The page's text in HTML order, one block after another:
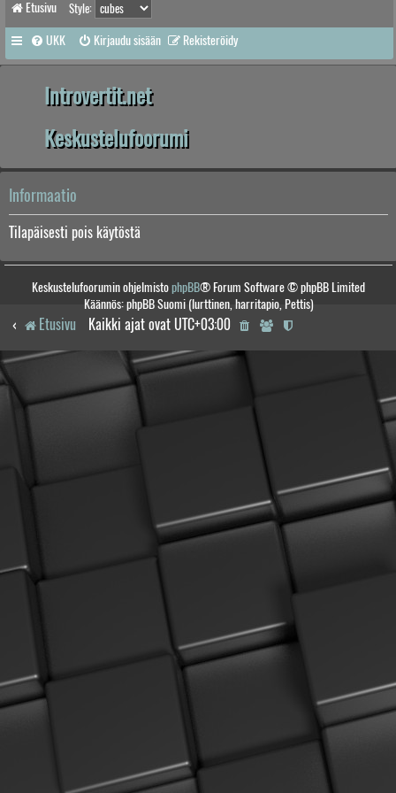
Etusivu Style:
UKK Kirjaudu sisään Rekisteröidy
Introvertit.net
Keskustelufoorumi
Informaatio
Tilapäisesti pois käytöstä
Keskustelufoorumin ohjelmistophpBB® Forum Software © phpBB Limited
Käännös: phpBB Suomi (lurttinen, harritapio, Pettis)
Etusivu Kaikki ajat ovat UTC+03:00